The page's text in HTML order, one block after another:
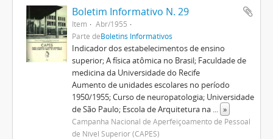
Boletim Informativo N. 29
Item
Abr/1955
Parte deBoletins Informativos
Indicador dos estabelecimentos de ensino
superior; A física atômica no Brasil; Faculdade de
medicina da Universidade do Recife
Aumento de unidades escolares no período
1950/1955; Curso de neuropatologia; Universidade
de São Paulo; Escola de Arquitetura na ... »
Campanha Nacional de Aperfeiçoamento de Pessoal
de Nível Superior (CAPES)